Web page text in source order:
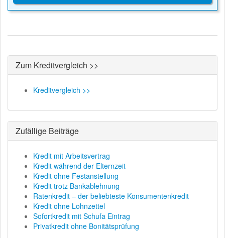
Zum Kreditvergleich >>
Kreditvergleich >>
Zufällige Beiträge
Kredit mit Arbeitsvertrag
Kredit während der Elternzeit
Kredit ohne Festanstellung
Kredit trotz Bankablehnung
Ratenkredit – der beliebteste Konsumentenkredit
Kredit ohne Lohnzettel
Sofortkredit mit Schufa Eintrag
Privatkredit ohne Bonitätsprüfung